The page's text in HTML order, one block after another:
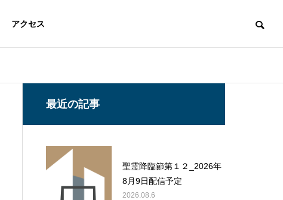
アクセス
最近の記事
聖霊降臨節第１２_2026年
8月9日配信予定
2026.08.6